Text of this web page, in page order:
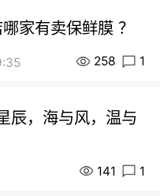
家有卖保鲜膜 ？
258 1
辰，海与风，温与
141 1